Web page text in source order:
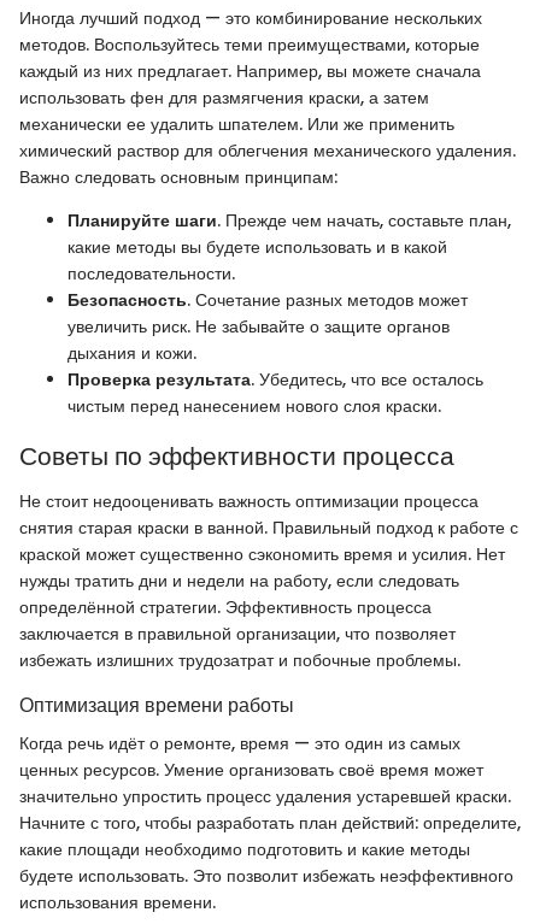
Иногда лучший подход — это комбинирование нескольких
методов. Воспользуйтесь теми преимуществами, которые
каждый из них предлагает. Например, вы можете сначала
использовать фен для размягчения краски, а затем
механически ее удалить шпателем. Или же применить
химический раствор для облегчения механического удаления.
Важно следовать основным принципам:
Планируйте шаги. Прежде чем начать, составьте план,
какие методы вы будете использовать и в какой
последовательности.
Безопасность. Сочетание разных методов может
увеличить риск. Не забывайте о защите органов
дыхания и кожи.
Проверка результата. Убедитесь, что все осталось
чистым перед нанесением нового слоя краски.
Советы по эффективности процесса
Не стоит недооценивать важность оптимизации процесса
снятия старая краски в ванной. Правильный подход к работе с
краской может существенно сэкономить время и усилия. Нет
нужды тратить дни и недели на работу, если следовать
определённой стратегии. Эффективность процесса
заключается в правильной организации, что позволяет
избежать излишних трудозатрат и побочные проблемы.
Оптимизация времени работы
Когда речь идёт о ремонте, время — это один из самых
ценных ресурсов. Умение организовать своё время может
значительно упростить процесс удаления устаревшей краски.
Начните с того, чтобы разработать план действий: определите,
какие площади необходимо подготовить и какие методы
будете использовать. Это позволит избежать неэффективного
использования времени.